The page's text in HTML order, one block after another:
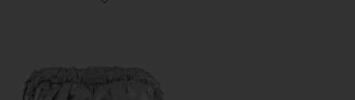
Favorite BETTY 클러치백